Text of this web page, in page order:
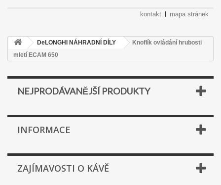
kontakt mapa stránek
DeLONGHI NÁHRADNÍ DÍLY
Knoflík ovládání hrubosti
mletí ECAM 650
NEJPRODÁVANĚJŠÍ PRODUKTY
INFORMACE
ZAJÍMAVOSTI O KÁVĚ